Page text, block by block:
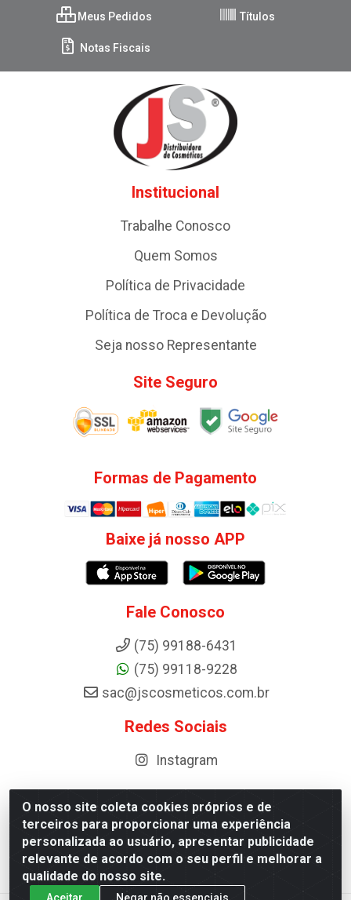
O nosso site coleta cookies próprios e de
terceiros para proporcionar uma experiência
personalizada ao usuário, apresentar publicidade
relevante de acordo com o seu perfil e melhorar a
qualidade do nosso site.
Aceitar Negar não essenciais
Meus Pedidos Títulos
Notas Fiscais
Institucional
Trabalhe Conosco
Quem Somos
Política de Privacidade
Política de Troca e Devolução
Seja nosso Representante
Site Seguro
Formas de Pagamento
Baixe já nosso APP
Fale Conosco
(75) 99188-6431
(75) 99118-9228
sac@jscosmeticos.com.br
Redes Sociais
Instagram
Distribuidora de Cosméticos Antoneto LTDA - BA-052,
km 87 - Industrial, Ipirá - BA, 44600-000 - CNPJ
10.984.107/0001-75